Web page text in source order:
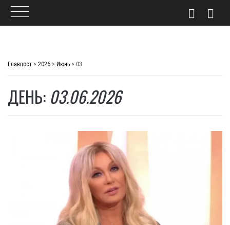
Главпост > 2026 > Июнь > 03
ДЕНЬ: 03.06.2026